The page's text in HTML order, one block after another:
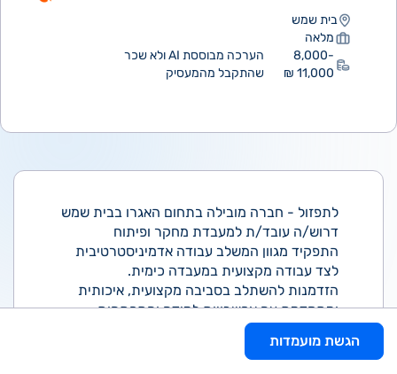
בית שמש
מלאה
8,000-
11,000 ₪
הערכה מבוססת AI ולא שכר
שהתקבל מהמעסיק
לתפזול - חברה מובילה בתחום האגרו בבית שמש
דרוש/ה עובד/ת למעבדת מחקר ופיתוח
התפקיד מגוון המשלב עבודה אדמיניסטרטיבית
לצד עבודה מקצועית במעבדה כימית.
הזדמנות להשתלב בסביבה מקצועית, איכותית
ומתקדמת עם אפשרויות למידה והתפתחות.
במסגרת התפקיד:
* שילוב בין עבודה אדמיניסטרטיבית לעבודה
הגשת מועמדות